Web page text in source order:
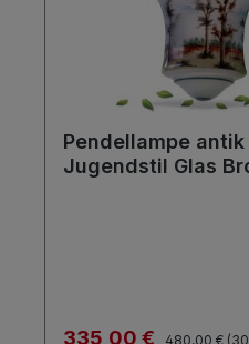
Pendellampe
Jugendstil Glas
Verkaufspreis:
335,00 € Regulärer
480,00 €